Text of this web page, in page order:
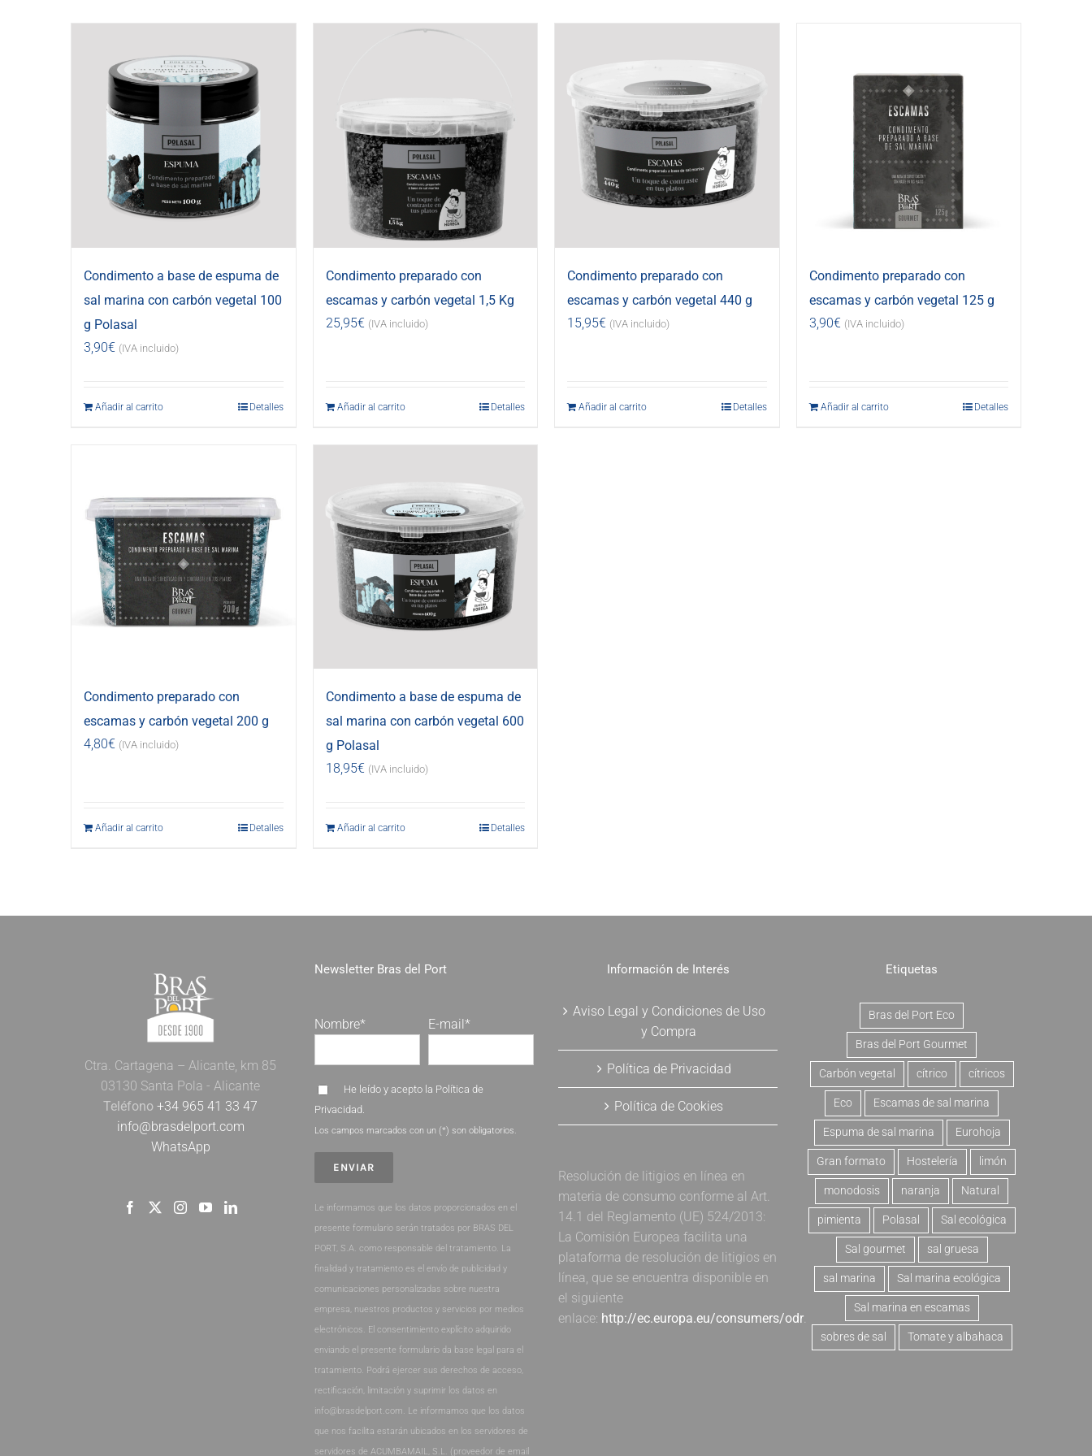
Condimento a base de espuma de
sal marina con carbón vegetal 100
g Polasal
3,90€ (IVA incluido)
Añadir al carrito Detalles
Condimento preparado con
escamas y carbón vegetal 1,5 Kg
25,95€ (IVA incluido)
Añadir al carrito Detalles
Condimento preparado con
escamas y carbón vegetal 440 g
15,95€ (IVA incluido)
Añadir al carrito Detalles
Condimento preparado con
escamas y carbón vegetal 125 g
3,90€ (IVA incluido)
Añadir al carrito Detalles
Condimento preparado con
escamas y carbón vegetal 200 g
4,80€ (IVA incluido)
Añadir al carrito Detalles
Condimento a base de espuma de
sal marina con carbón vegetal 600
g Polasal
18,95€ (IVA incluido)
Añadir al carrito Detalles
Ctra. Cartagena – Alicante, km 85
03130 Santa Pola - Alicante
Teléfono +34 965 41 33 47
info@brasdelport.com
WhatsApp
Newsletter Bras del Port
Nombre* E-mail*
He leído y acepto la Política de
Privacidad.
Los campos marcados con un (*) son obligatorios.
Le informamos que los datos proporcionados en el
presente formulario serán tratados por BRAS DEL
PORT, S.A. como responsable del tratamiento. La
finalidad y tratamiento es el envío de publicidad y
comunicaciones personalizadas sobre nuestra
empresa, nuestros productos y servicios por medios
electrónicos. El consentimiento explícito adquirido
enviando el presente formulario da base legal para el
tratamiento. Podrá ejercer sus derechos de acceso,
rectificación, limitación y suprimir los datos en
info@brasdelport.com. Le informamos que los datos
que nos facilita estarán ubicados en los servidores de
servidores de ACUMBAMAIL, S.L. (proveedor de email
Información de Interés
Aviso Legal y Condiciones de Uso
y Compra
Política de Privacidad
Política de Cookies
Resolución de litigios en línea en
materia de consumo conforme al Art.
14.1 del Reglamento (UE) 524/2013:
La Comisión Europea facilita una
plataforma de resolución de litigios en
línea, que se encuentra disponible en
el siguiente
enlace: http://ec.europa.eu/consumers/odr.
Etiquetas
Bras del Port Eco
Bras del Port Gourmet
Carbón vegetal cítrico cítricos
Eco Escamas de sal marina
Espuma de sal marina Eurohoja
Gran formato Hostelería limón
monodosis naranja Natural
pimienta Polasal Sal ecológica
Sal gourmet sal gruesa
sal marina Sal marina ecológica
Sal marina en escamas
sobres de sal Tomate y albahaca